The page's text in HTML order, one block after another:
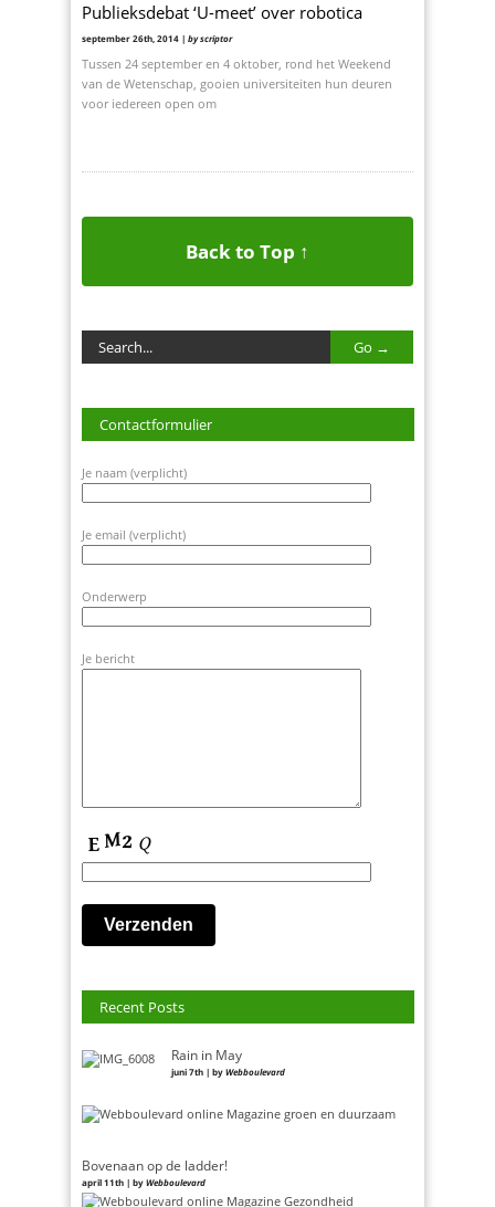
Publieksdebat ‘U-meet’ over robotica
september 26th, 2014 | by scriptor
Tussen 24 september en 4 oktober, rond het Weekend
van de Wetenschap, gooien universiteiten hun deuren
voor iedereen open om
Back to Top ↑
Contactformulier
Je naam (verplicht)
Je email (verplicht)
Onderwerp
Je bericht
Recent Posts
Rain in May
juni 7th | byWebboulevard
Bovenaan op de ladder!
april 11th | byWebboulevard